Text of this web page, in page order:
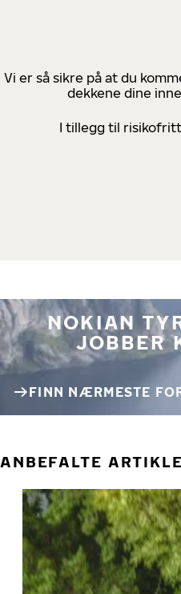
Vi er så sikre på at du
dekkene dine
I tillegg til
NOKIAN
JOBBER
FINN NÆRMESTE
ANBEFALTE